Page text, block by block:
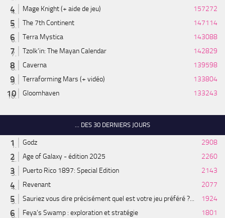
Mage Knight (+ aide de jeu)
157272
The 7th Continent
147114
Terra Mystica
143088
Tzolk'in: The Mayan Calendar
142829
Caverna
139598
Terraforming Mars (+ vidéo)
133804
Gloomhaven
133243
... DES 30 DERNIERS JOURS
Godz
2908
Age of Galaxy - édition 2025
2260
Puerto Rico 1897: Special Edition
2143
Revenant
2077
Sauriez vous dire précisément quel est votre jeu préféré ?...
1924
Feya’s Swamp : exploration et stratégie
1801